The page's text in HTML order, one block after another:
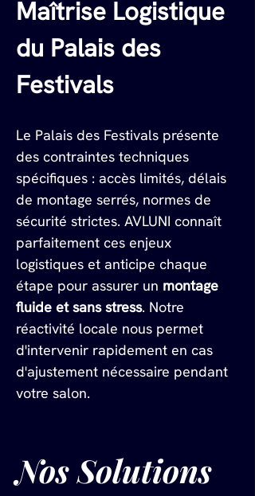
Maîtrise Logistique
du Palais des
Festivals
Le Palais des Festivals présente
des contraintes techniques
spécifiques : accès limités, délais
de montage serrés, normes de
sécurité strictes. AVLUNI connaît
parfaitement ces enjeux
logistiques et anticipe chaque
étape pour assurer un montage
fluide et sans stress. Notre
réactivité locale nous permet
d'intervenir rapidement en cas
d'ajustement nécessaire pendant
votre salon.
Nos Solutions